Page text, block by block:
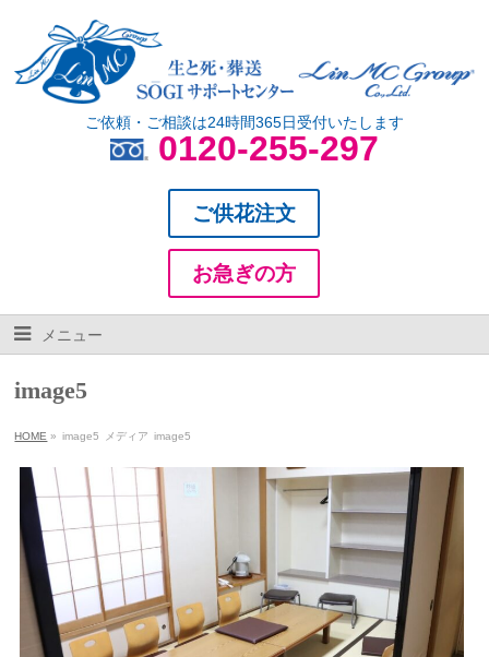
ご依頼・ご相談は24時間365日受付いたします
0120-255-297
ご供花注文
お急ぎの方
メニュー
image5
HOME » image5 メディア image5